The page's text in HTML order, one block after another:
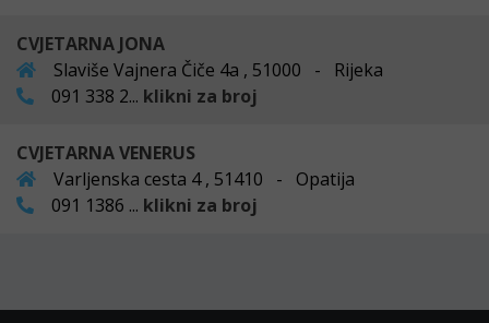
CVJETARNA JONA
Slaviše Vajnera Čiče 4a , 51000 - Rijeka
091 338 2... klikni za broj
CVJETARNA VENERUS
Varljenska cesta 4 , 51410 - Opatija
091 1386 ... klikni za broj